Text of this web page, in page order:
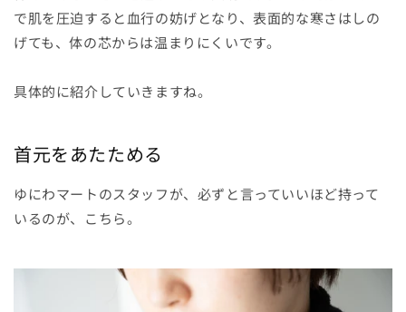
で肌を圧迫すると血行の妨げとなり、表面的な寒さはしの
げても、体の芯からは温まりにくいです。
具体的に紹介していきますね。
首元をあたためる
ゆにわマートのスタッフが、必ずと言っていいほど持って
いるのが、こちら。